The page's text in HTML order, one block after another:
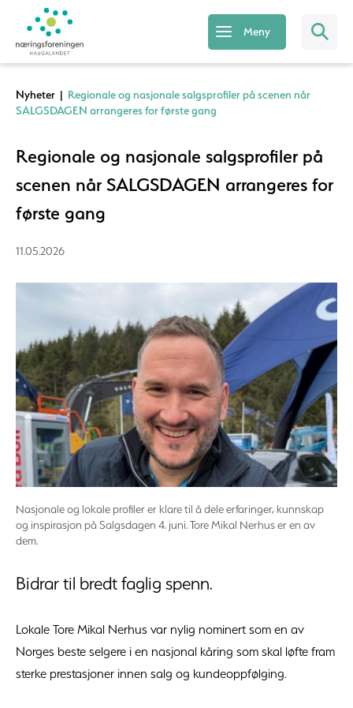
Meny
Nyheter | Regionale og nasjonale salgsprofiler på scenen når
SALGSDAGEN arrangeres for første gang
Regionale og nasjonale salgsprofiler på
scenen når SALGSDAGEN arrangeres for
første gang
11.05.2026
Nasjonale og lokale profiler er klare til å dele erfaringer, kunnskap
og inspirasjon på Salgsdagen 4. juni. Tore Mikal Nerhus er en av
dem.
Bidrar til bredt faglig spenn.
Lokale Tore Mikal Nerhus var nylig nominert som en av
Norges beste selgere i en nasjonal kåring som skal løfte fram
sterke prestasjoner innen salg og kundeoppfølging.